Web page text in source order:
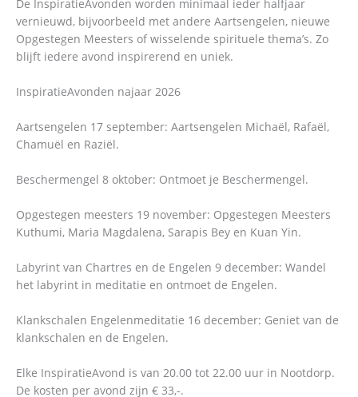
De InspiratieAvonden worden minimaal ieder halfjaar
vernieuwd, bijvoorbeeld met andere Aartsengelen, nieuwe
Opgestegen Meesters of wisselende spirituele thema’s. Zo
blijft iedere avond inspirerend en uniek.
InspiratieAvonden najaar 2026
Aartsengelen 17 september: Aartsengelen Michaël, Rafaël,
Chamuël en Raziël.
Beschermengel 8 oktober: Ontmoet je Beschermengel.
Opgestegen meesters 19 november: Opgestegen Meesters
Kuthumi, Maria Magdalena, Sarapis Bey en Kuan Yin.
Labyrint van Chartres en de Engelen 9 december: Wandel
het labyrint in meditatie en ontmoet de Engelen.
Klankschalen Engelenmeditatie 16 december: Geniet van de
klankschalen en de Engelen.
Elke InspiratieAvond is van 20.00 tot 22.00 uur in Nootdorp.
De kosten per avond zijn € 33,-.